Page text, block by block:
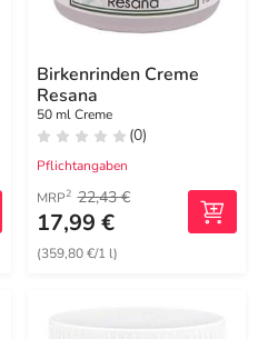
Birkenrinden Creme
Resana
50 ml Creme
(0)
Pflichtangaben
MRP2 22,43 €
17,99 €
(359,80 €/1 l)